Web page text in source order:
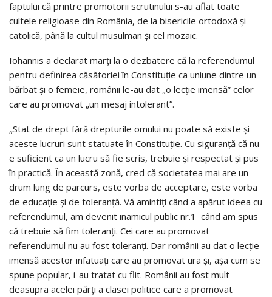
faptului că printre promotorii scrutinului s-au aflat toate
cultele religioase din România, de la bisericile ortodoxă și
catolică, până la cultul musulman și cel mozaic.
Iohannis a declarat marți la o dezbatere că la referendumul
pentru definirea căsătoriei în Constituție ca uniune dintre un
bărbat și o femeie, românii le-au dat „o lecție imensă” celor
care au promovat „un mesaj intolerant”.
„Stat de drept fără drepturile omului nu poate să existe și
aceste lucruri sunt statuate în Constituție. Cu siguranță că nu
e suficient ca un lucru să fie scris, trebuie și respectat și pus
în practică. În această zonă, cred că societatea mai are un
drum lung de parcurs, este vorba de acceptare, este vorba
de educație și de toleranță. Vă amintiți când a apărut ideea cu
referendumul, am devenit inamicul public nr.1 când am spus
că trebuie să fim toleranți. Cei care au promovat
referendumul nu au fost toleranți. Dar românii au dat o lecție
imensă acestor infatuați care au promovat ura și, așa cum se
spune popular, i-au tratat cu flit. Românii au fost mult
deasupra acelei părți a clasei politice care a promovat